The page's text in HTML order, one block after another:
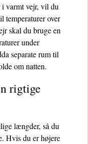
i varmt vejr, vil du
temperaturer over
skal du bruge en
under
separate rum til
om natten.
rigtige
længder, så du
Hvis du er højere